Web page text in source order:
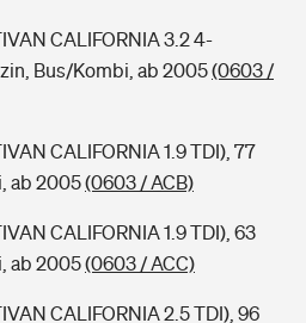
CALIFORNIA 3.2 4-
Bus/Kombi, ab 2005(0603 /
CALIFORNIA 1.9 TDI), 77
ab 2005(0603 / ACB)
CALIFORNIA 1.9 TDI), 63
ab 2005(0603 / ACC)
CALIFORNIA 2.5 TDI), 96